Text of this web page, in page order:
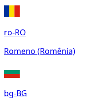
ro-RO
Romeno (Romênia)
bg-BG